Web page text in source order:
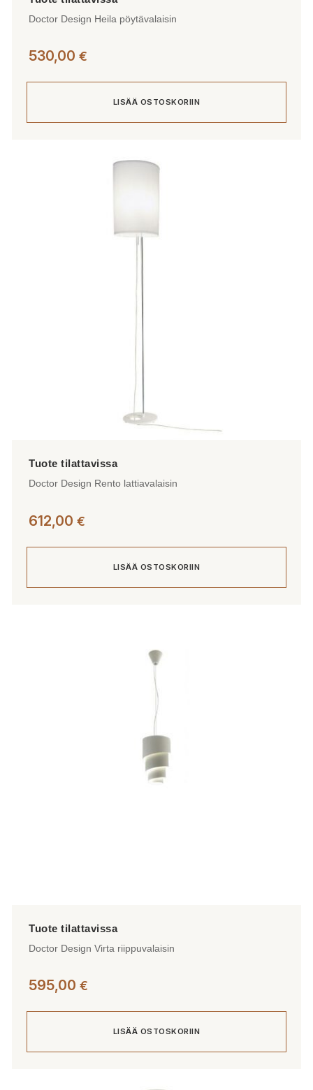
Doctor Design Heila pöytävalaisin
530,00 €
LISÄÄ OSTOSKORIIN
Doctor Design Rento lattiavalaisin
612,00 €
LISÄÄ OSTOSKORIIN
Doctor Design Virta riippuvalaisin
595,00 €
LISÄÄ OSTOSKORIIN